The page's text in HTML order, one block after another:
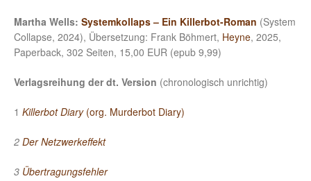
Martha Wells: Systemkollaps – Ein Killerbot-Roman (System
Collapse, 2024), Übersetzung: Frank Böhmert, Heyne, 2025,
Paperback, 302 Seiten, 15,00 EUR (epub 9,99)
Verlagsreihung der dt. Version (chronologisch unrichtig)
1 Killerbot Diary(org. Murderbot Diary)
2 Der Netzwerkeffekt
3 Übertragungsfehler